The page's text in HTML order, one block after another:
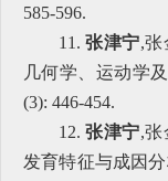
585-596.
11.张津宁,张
几何学、运动学
(3): 446-454.
12.张津宁,张
发育特征与成因